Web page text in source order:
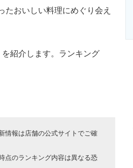
たおいしい料理にめぐり会え
紹介します。ランキング
情報は店舗の公式サイトでご確
点のランキング内容は異なる恐